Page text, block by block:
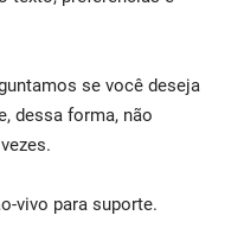
se você deseja
dessa forma, não
vivo para suporte.